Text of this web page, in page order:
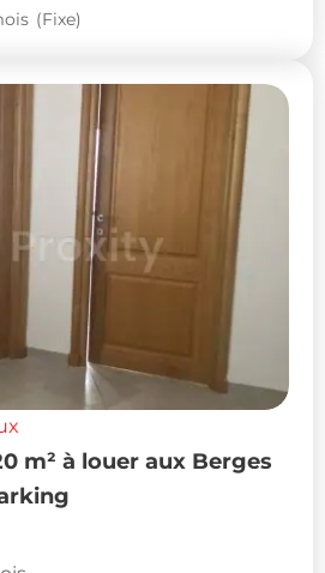
(Fixe)
m² à louer aux Berges